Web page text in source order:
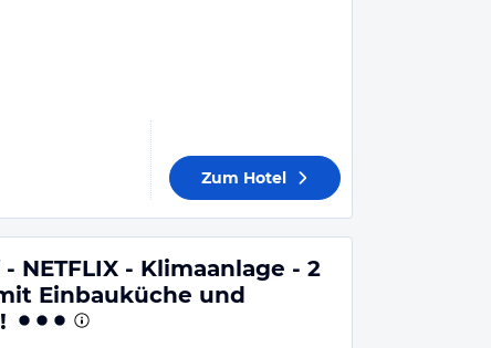
Zum Hotel
- Klimaanlage - 2
Einbauküche und